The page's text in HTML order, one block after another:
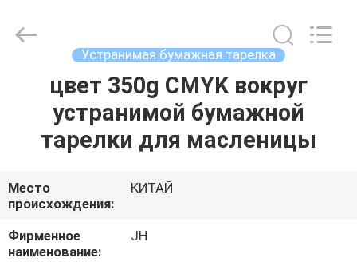
ДОМ
ПРОДУКТЫ
О
НАС
Material
Устранимая бумажная тарелка
цвет 350g CMYK вокруг
устранимой бумажной
тарелки для масленицы
Место
происхождения:
КИТАЙ
Фирменное
наименование:
JH